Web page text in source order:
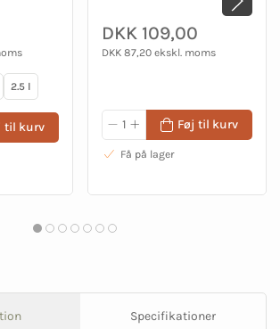
2.5 l
til kurv
DKK 109,00
DKK 87,20 ekskl. moms
Føj til kurv
Få på lager
Specifikationer